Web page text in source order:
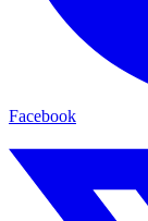
Facebook